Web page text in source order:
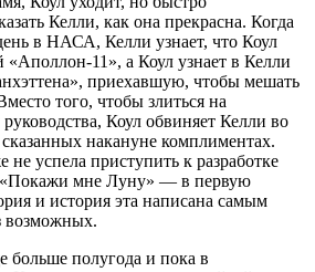
Келли, как она прекрасна. Когда
в НАСА, Келли узнает, что Коул
«Аполлон-11», а Коул узнает в Келли
приехавшую, чтобы мешать
того, чтобы злиться на
Коул обвиняет Келли во
сказанных накануне комплиментах.
успела приступить к разработке
«Покажи мне Луну» — в первую
и история эта написана самым
возможных.
больше полугода и пока в